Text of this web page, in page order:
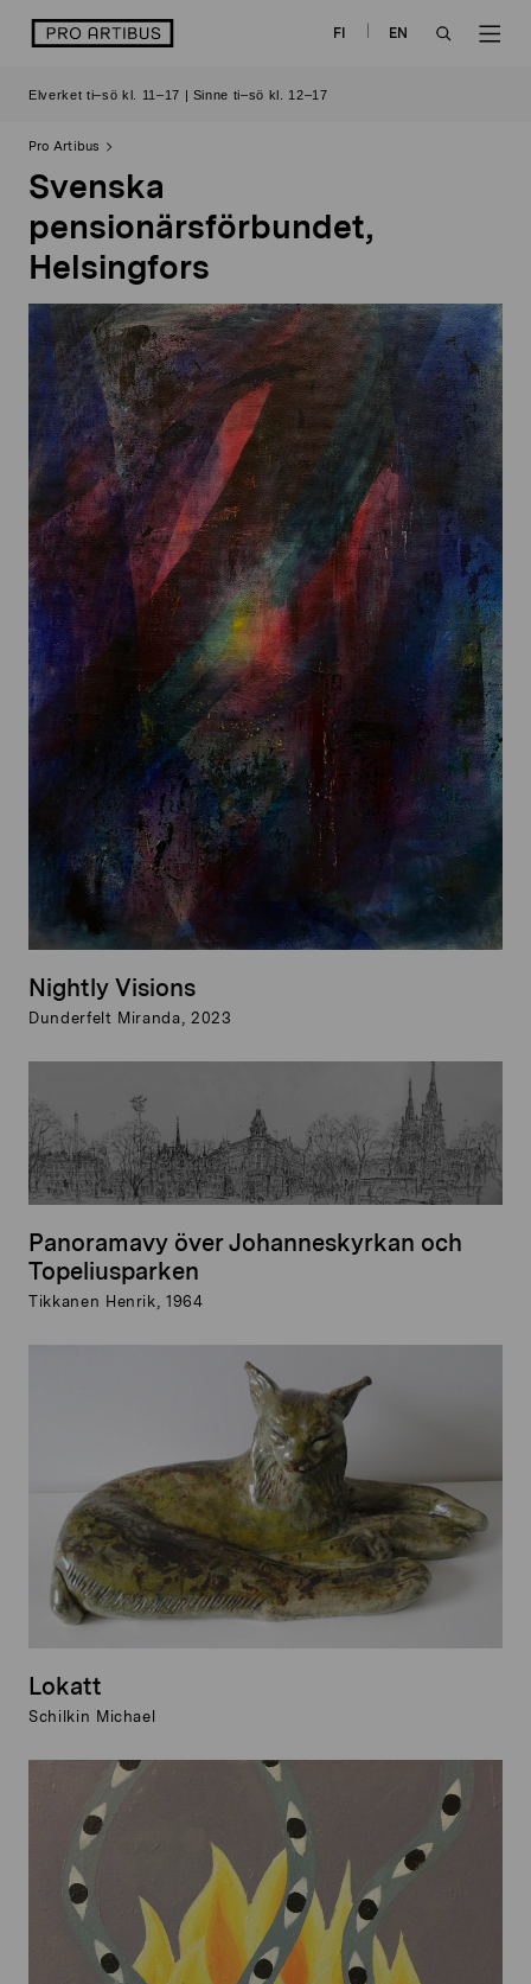
logo FI
EN
Elverket ti–sö kl. 11–17 | Sinne ti–sö kl. 12–17
Pro Artibus
Svenska
pensionärsförbundet,
Helsingfors
Nightly Visions
Dunderfelt Miranda, 2023
Panoramavy över Johanneskyrkan och
Topeliusparken
Tikkanen Henrik, 1964
Lokatt
Schilkin Michael